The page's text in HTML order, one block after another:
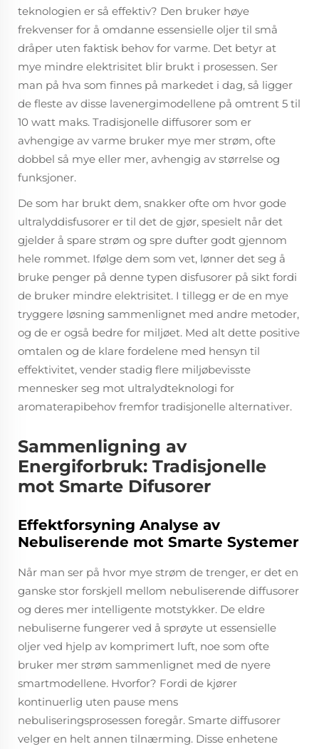
teknologien er så effektiv? Den bruker høye
frekvenser for å omdanne essensielle oljer til små
dråper uten faktisk behov for varme. Det betyr at
mye mindre elektrisitet blir brukt i prosessen. Ser
man på hva som finnes på markedet i dag, så ligger
de fleste av disse lavenergimodellene på omtrent 5 til
10 watt maks. Tradisjonelle diffusorer som er
avhengige av varme bruker mye mer strøm, ofte
dobbel så mye eller mer, avhengig av størrelse og
funksjoner.
De som har brukt dem, snakker ofte om hvor gode
ultralyddisfusorer er til det de gjør, spesielt når det
gjelder å spare strøm og spre dufter godt gjennom
hele rommet. Ifølge dem som vet, lønner det seg å
bruke penger på denne typen disfusorer på sikt fordi
de bruker mindre elektrisitet. I tillegg er de en mye
tryggere løsning sammenlignet med andre metoder,
og de er også bedre for miljøet. Med alt dette positive
omtalen og de klare fordelene med hensyn til
effektivitet, vender stadig flere miljøbevisste
mennesker seg mot ultralydteknologi for
aromaterapibehov fremfor tradisjonelle alternativer.
Sammenligning av
Energiforbruk: Tradisjonelle
mot Smarte Difusorer
Effektforsyning Analyse av
Nebuliserende mot Smarte Systemer
Når man ser på hvor mye strøm de trenger, er det en
ganske stor forskjell mellom nebuliserende diffusorer
og deres mer intelligente motstykker. De eldre
nebuliserne fungerer ved å sprøyte ut essensielle
oljer ved hjelp av komprimert luft, noe som ofte
bruker mer strøm sammenlignet med de nyere
smartmodellene. Hvorfor? Fordi de kjører
kontinuerlig uten pause mens
nebuliseringsprosessen foregår. Smarte diffusorer
velger en helt annen tilnærming. Disse enhetene